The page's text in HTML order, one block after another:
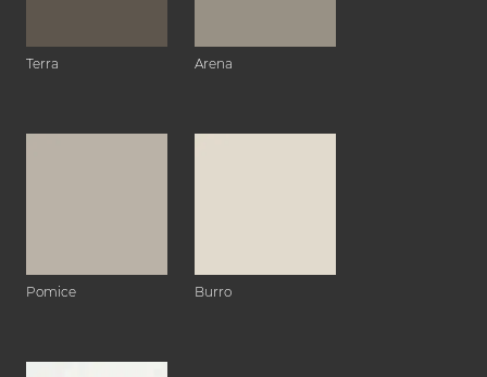
Terra Arena
Pomice Burro